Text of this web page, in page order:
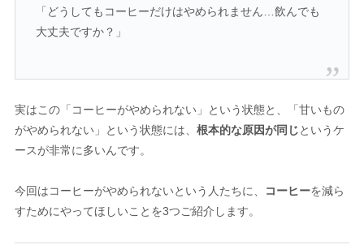
「どうしてもコーヒーだけはやめられません…飲んでも
大丈夫ですか？」
実はこの「コーヒーがやめられない」という状態と、「甘いもの
がやめられない」という状態には、根本的な原因が同じというケ
ースが非常に多いんです。
今回はコーヒーがやめられないという人たちに、 コーヒーを減ら
すためにやってほしいことを3つご紹介します。